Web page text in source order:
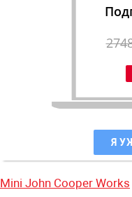
Я
Mini John Cooper Works